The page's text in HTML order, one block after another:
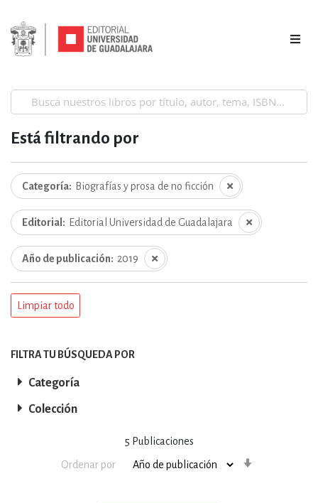
5 Publicaciones
Ordenar por
Está filtrando por
Categoría Biografías y prosa de no ficción
Editorial Editorial Universidad de Guadalajara
Año de publicación 2019
Limpiar todo
FILTRA TU BÚSQUEDA POR
Categoría
Colección